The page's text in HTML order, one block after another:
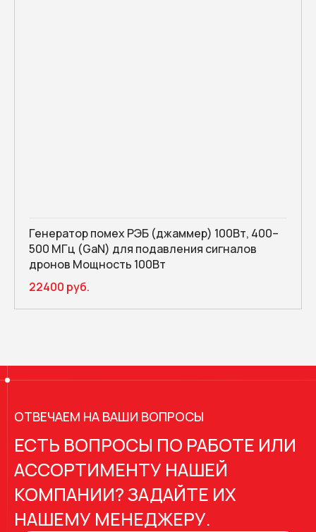
Генератор помех РЭБ (джаммер) 100Вт, 400–
500 МГц (GaN) для подавления сигналов
дронов Мощность 100Вт
22400 руб.
ОТВЕЧАЕМ НА ВАШИ ВОПРОСЫ
ЕСТЬ ВОПРОСЫ ПО РАБОТЕ ИЛИ
АССОРТИМЕНТУ НАШЕЙ
КОМПАНИИ? ЗАДАЙТЕ ИХ
НАШЕМУ МЕНЕДЖЕРУ.